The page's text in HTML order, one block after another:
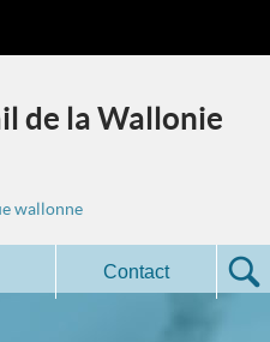
de la Wallonie
wallonne
Contact